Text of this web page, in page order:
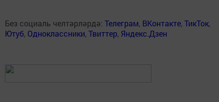
Без социаль челтәрләрдә: Телеграм, ВКонтакте,ТикТок,
Ютуб, Одноклассники,Твиттер, Яндекс.Дзен